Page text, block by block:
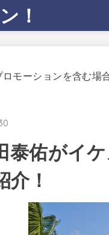
！
ロモーションを含む場
泰佑がイ
介！